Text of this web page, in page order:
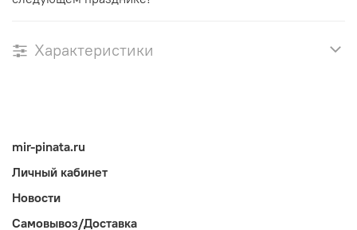
Характеристики
mir-pinata.ru
Личный кабинет
Новости
Самовывоз/Доставка